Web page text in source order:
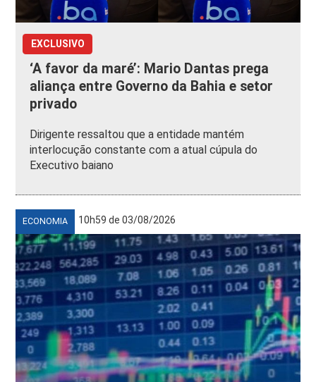
EXCLUSIVO
‘A favor da maré’: Mario Dantas prega
aliança entre Governo da Bahia e setor
privado
Dirigente ressaltou que a entidade mantém
interlocução constante com a atual cúpula do
Executivo baiano
ECONOMIA 10h59 de 03/08/2026